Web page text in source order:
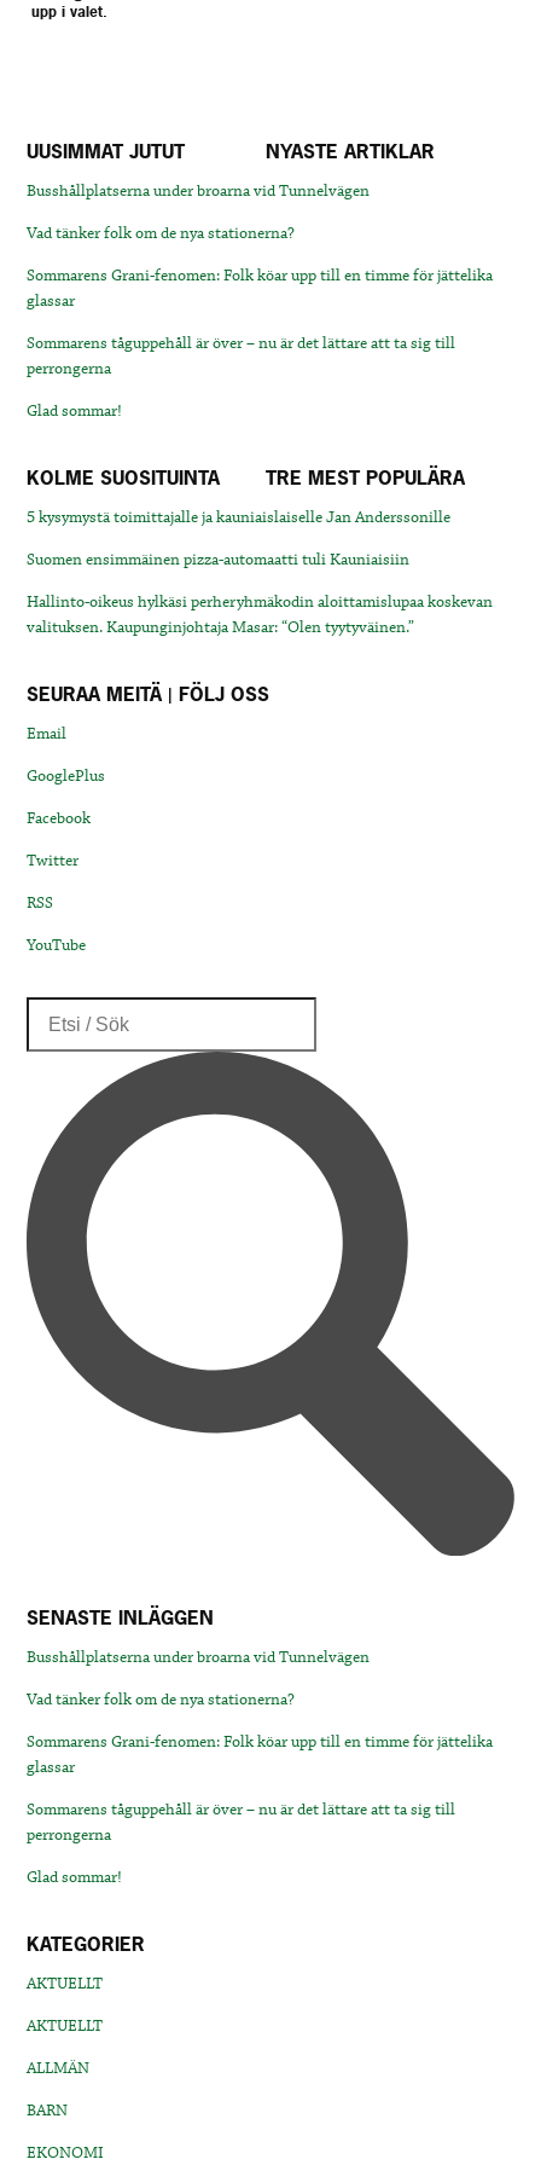
upp i valet.
UUSIMMAT JUTUT NYASTE ARTIKLAR
Busshållplatserna under broarna vid Tunnelvägen
Vad tänker folk om de nya stationerna?
Sommarens Grani-fenomen: Folk köar upp till en timme för jättelika
glassar
Sommarens tåguppehåll är över – nu är det lättare att ta sig till
perrongerna
Glad sommar!
KOLME SUOSITUINTA TRE MEST POPULÄRA
5 kysymystä toimittajalle ja kauniaislaiselle Jan Anderssonille
Suomen ensimmäinen pizza-automaatti tuli Kauniaisiin
Hallinto-oikeus hylkäsi perheryhmäkodin aloittamislupaa koskevan
valituksen. Kaupunginjohtaja Masar: “Olen tyytyväinen.”
SEURAA MEITÄ | FÖLJ OSS
Email
GooglePlus
Facebook
Twitter
RSS
YouTube
SENASTE INLÄGGEN
Busshållplatserna under broarna vid Tunnelvägen
Vad tänker folk om de nya stationerna?
Sommarens Grani-fenomen: Folk köar upp till en timme för jättelika
glassar
Sommarens tåguppehåll är över – nu är det lättare att ta sig till
perrongerna
Glad sommar!
KATEGORIER
AKTUELLT
AKTUELLT
ALLMÄN
BARN
EKONOMI